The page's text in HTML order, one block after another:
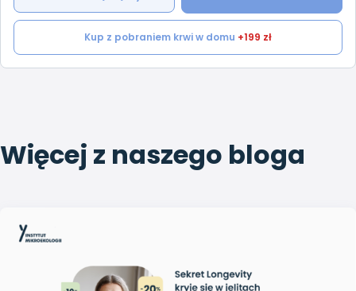
Kup z pobraniem krwi w domu +199 zł
Więcej z naszego bloga